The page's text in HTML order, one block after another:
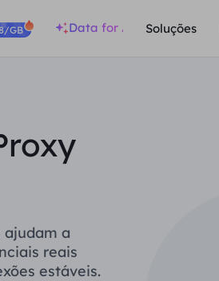
GB Data for AI Soluções
ajudam a
reais
estáveis.